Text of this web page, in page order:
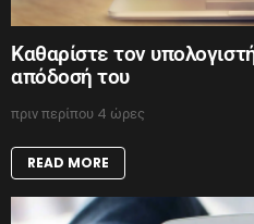
Καθαρίστε τον
απόδοσή του
πριν περίπου 4 ώρες
READ MORE